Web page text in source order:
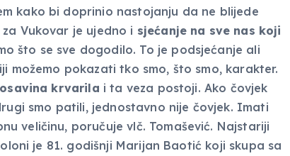
kako bi doprinio nastojanju da ne blijede
Vukovar je ujedno i sjećanje na sve nas koji
što se sve dogodilo. To je podsjećanje ali
možemo pokazati tko smo, što smo, karakter.
krvarila i ta veza postoji. Ako čovjek
smo patili, jednostavno nije čovjek. Imati
veličinu, poručuje vlč. Tomašević. Najstariji
je 81. godišnji Marijan Baotić koji skupa sa